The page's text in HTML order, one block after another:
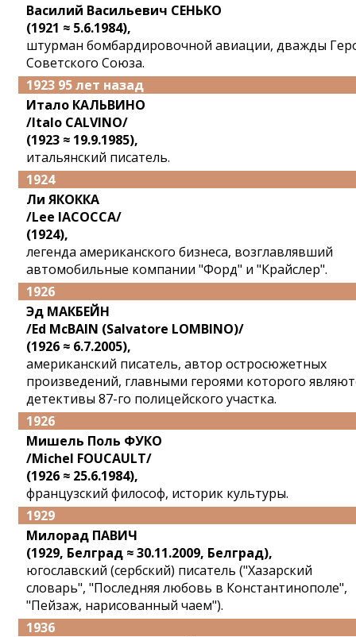
Василий Васильевич СЕНЬКО
(1921 ≈ 5.6.1984),
штурман бомбардировочной авиации, дважды
Советского Союза.
1923 95 лет назад
Итало КАЛЬВИНО
/Italo CALVINO/
(1923 ≈ 19.9.1985),
итальянский писатель.
1924
Ли ЯКОККА
/Lee IACOCCA/
(1924),
легенда американского бизнеса, возглавлявший
автомобильные компании "Форд" и "Крайслер".
1926
Эд МАКБЕЙН
/Ed McBAIN (Salvatore LOMBINO)/
(1926 ≈ 6.7.2005),
американский писатель, автор остросюжетных
произведений, главными героями которого
детективы 87-го полицейского участка.
1926
Мишель Поль ФУКО
/Michel FOUCAULT/
(1926 ≈ 25.6.1984),
французский философ, историк культуры.
1929
Милорад ПАВИЧ
(1929, Белград ≈ 30.11.2009, Белград),
югославский (сербский) писатель ("Хазарский
словарь", "Последняя любовь в Константинополе",
"Пейзаж, нарисованный чаем").
1936